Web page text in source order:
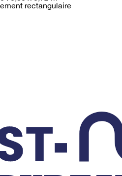
rectangulaire